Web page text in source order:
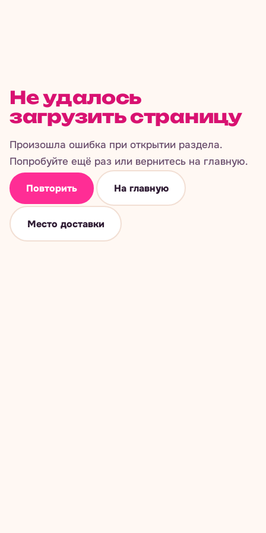
Не удалось
загрузить страницу
Произошла ошибка при открытии раздела.
Попробуйте ещё раз или вернитесь на главную.
Повторить На главную
Место доставки